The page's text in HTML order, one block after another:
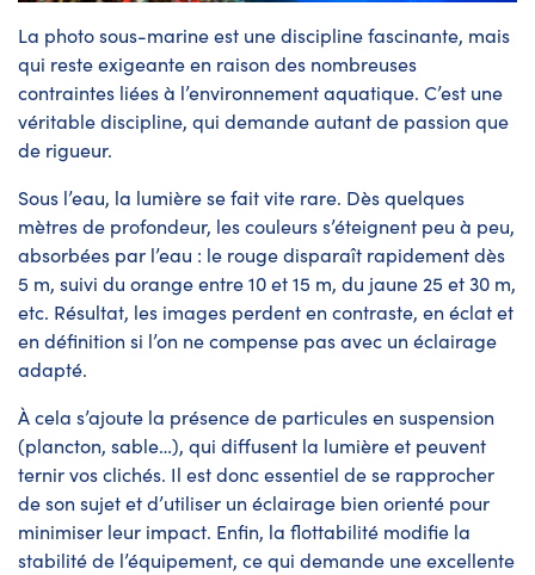
La photo sous-marine est une discipline fascinante, mais
qui reste exigeante en raison des nombreuses
contraintes liées à l’environnement aquatique. C’est une
véritable discipline, qui demande autant de passion que
de rigueur.
Sous l’eau, la lumière se fait vite rare. Dès quelques
mètres de profondeur, les couleurs s’éteignent peu à peu,
absorbées par l’eau : le rouge disparaît rapidement dès
5 m, suivi du orange entre 10 et 15 m, du jaune 25 et 30 m,
etc. Résultat, les images perdent en contraste, en éclat et
en définition si l’on ne compense pas avec un éclairage
adapté.
À cela s’ajoute la présence de particules en suspension
(plancton, sable…), qui diffusent la lumière et peuvent
ternir vos clichés. Il est donc essentiel de se rapprocher
de son sujet et d’utiliser un éclairage bien orienté pour
minimiser leur impact. Enfin, la flottabilité modifie la
stabilité de l’équipement, ce qui demande une excellente